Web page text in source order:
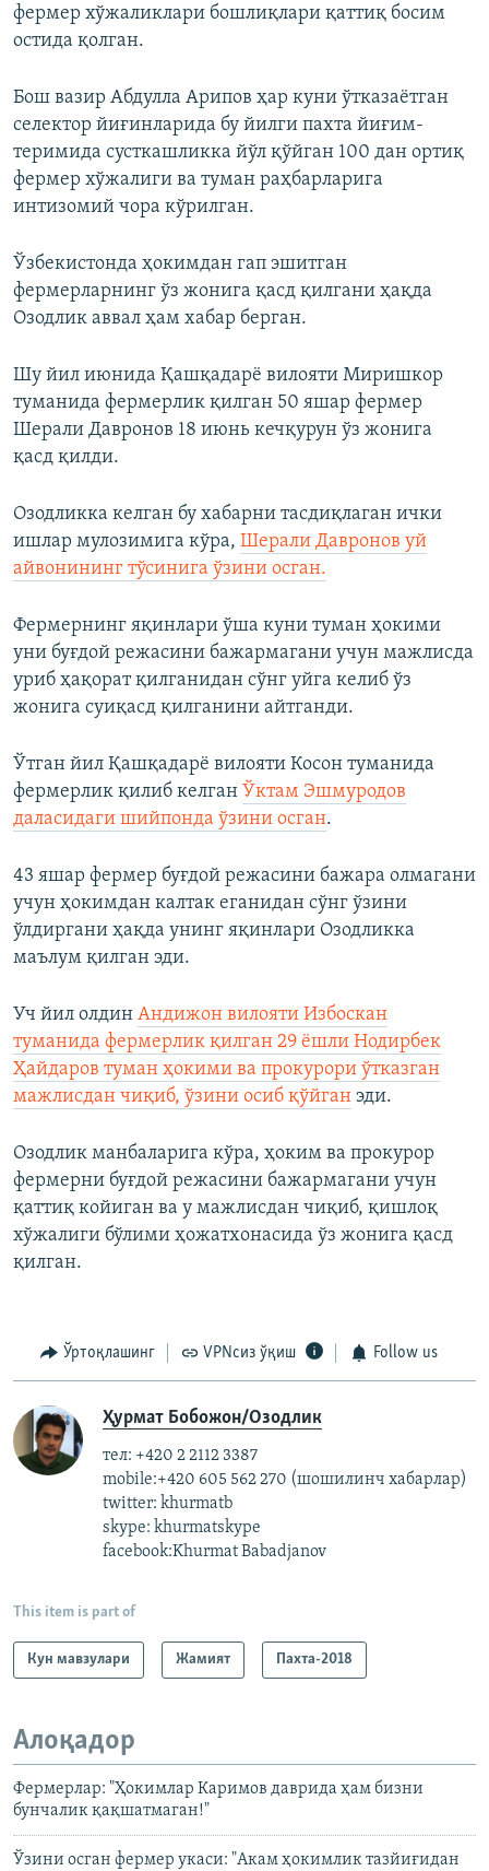
фермер хўжаликлари бошлиқлари қаттиқ босим
остида қолган.
Бош вазир Абдулла Арипов ҳар куни ўтказаётган
селектор йиғинларида бу йилги пахта йиғим-
теримида сусткашликка йўл қўйган 100 дан ортиқ
фермер хўжалиги ва туман раҳбарларига
интизомий чора кўрилган.
Ўзбекистонда ҳокимдан гап эшитган
фермерларнинг ўз жонига қасд қилгани ҳақда
Озодлик аввал ҳам хабар берган.
Шу йил июнида Қашқадарё вилояти Миришкор
туманида фермерлик қилган 50 яшар фермер
Шерали Давронов 18 июнь кечқурун ўз жонига
қасд қилди.
Озодликка келган бу хабарни тасдиқлаган ички
ишлар мулозимига кўра, Шерали Давронов уй
айвонининг тўсинига ўзини осган.
Фермернинг яқинлари ўша куни туман ҳокими
уни буғдой режасини бажармагани учун мажлисда
уриб ҳақорат қилганидан сўнг уйга келиб ўз
жонига суиқасд қилганини айтганди.
Ўтган йил Қашқадарё вилояти Косон туманида
фермерлик қилиб келган Ўктам Эшмуродов
даласидаги шийпонда ўзини осган.
43 яшар фермер буғдой режасини бажара олмагани
учун ҳокимдан калтак еганидан сўнг ўзини
ўлдиргани ҳақда унинг яқинлари Озодликка
маълум қилган эди.
Уч йил олдин Андижон вилояти Избоскан
туманида фермерлик қилган 29 ёшли Нодирбек
Ҳайдаров туман ҳокими ва прокурори ўтказган
мажлисдан чиқиб, ўзини осиб қўйган эди.
Озодлик манбаларига кўра, ҳоким ва прокурор
фермерни буғдой режасини бажармагани учун
қаттиқ койиган ва у мажлисдан чиқиб, қишлоқ
хўжалиги бўлими ҳожатхонасида ўз жонига қасд
қилган.
Ўртоқлашинг VPNсиз ўқиш Follow us
Ҳурмат Бобожон/Озодлик
тел: +420 2 2112 3387
mobile:+420 605 562 270 (шошилинч хабарлар)
twitter: khurmatb
skype: khurmatskype
facebook:Khurmat Babadjanov
This item is part of
Кун мавзулари Жамият Пахта-2018
Алоқадор
Фермерлар: "Ҳокимлар Каримов даврида ҳам бизни
бунчалик қақшатмаган!"
Ўзини осган фермер укаси: "Акам ҳокимлик тазйиғидан